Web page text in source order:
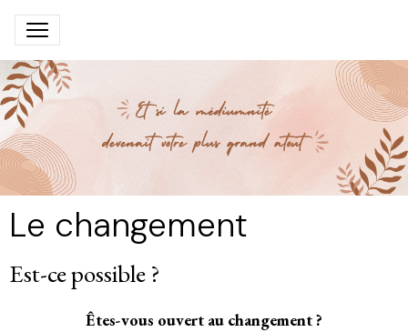
Le changement
Est-ce possible ?
Êtes-vous ouvert au changement ?